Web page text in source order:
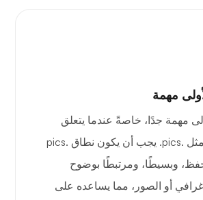
مهمة
مهمة جدًا، خاصةً عندما يتعلق
الأمر بنطاقات مثل .pics. يجب أن يكون نطاق .pics
وبسيطًا، ومرتبطًا بوضوح
أو الصور، مما يساعده على